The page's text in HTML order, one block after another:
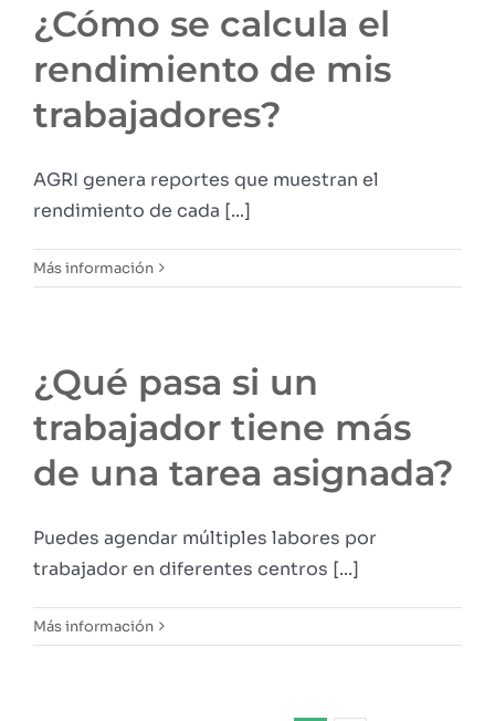
¿Cómo se calcula el
rendimiento de mis
trabajadores?
AGRI genera reportes que muestran el
rendimiento de cada [...]
Más información
¿Qué pasa si un
trabajador tiene más
de una tarea asignada?
Puedes agendar múltiples labores por
trabajador en diferentes centros [...]
Más información